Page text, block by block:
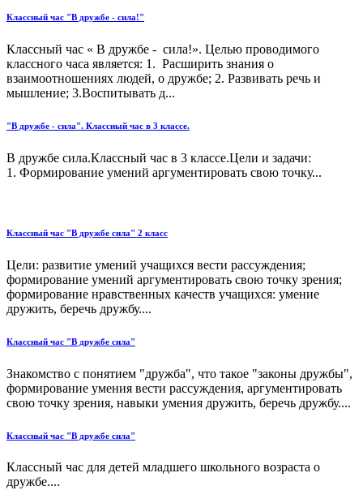
Классный час "В дружбе - сила!"
Классный час « В дружбе - сила!». Целью проводимого
классного часа является: 1. Расширить знания о
взаимоотношениях людей, о дружбе; 2. Развивать речь и
мышление; 3.Воспитывать д...
"В дружбе - сила". Классный час в 3 классе.
В дружбе сила.Классный час в 3 классе.Цели и задачи:
1. Формирование умений аргументировать свою точку...
Классный час "В дружбе сила" 2 класс
Цели: развитие умений учащихся вести рассуждения;
формирование умений аргументировать свою точку зрения;
формирование нравственных качеств учащихся: умение
дружить, беречь дружбу....
Классный час "В дружбе сила"
Знакомство с понятием "дружба", что такое "законы дружбы",
формирование умения вести рассуждения, аргументировать
свою точку зрения, навыки умения дружить, беречь дружбу....
Классный час "В дружбе сила"
Классный час для детей младшего школьного возраста о
дружбе....